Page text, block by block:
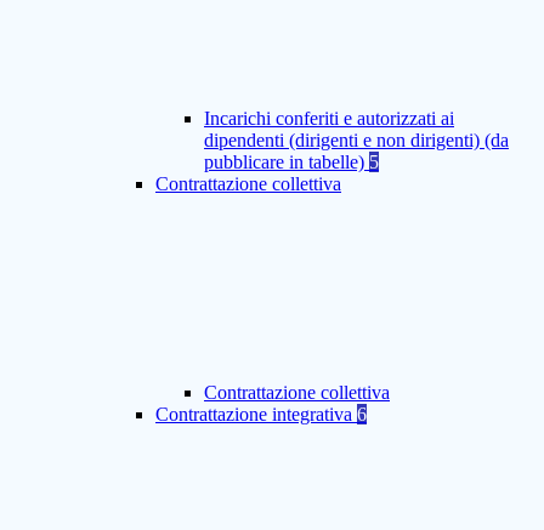
Incarichi conferiti e autorizzati ai
dipendenti (dirigenti e non dirigenti) (da
pubblicare in tabelle) 5
Contrattazione collettiva
Contrattazione collettiva
Contrattazione integrativa 6